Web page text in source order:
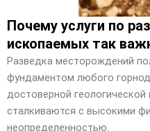
Почему услуги по
ископаемых так
Разведка месторождений
фундаментом любого
достоверной
сталкиваются с высокими
неопределенностью.